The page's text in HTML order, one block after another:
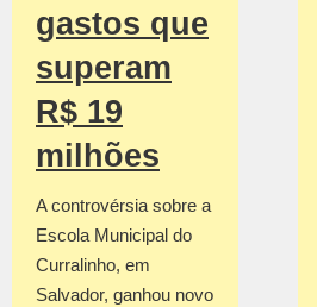
gastos que
superam
R$ 19
milhões
A controvérsia sobre a
Escola Municipal do
Curralinho, em
Salvador, ganhou novo